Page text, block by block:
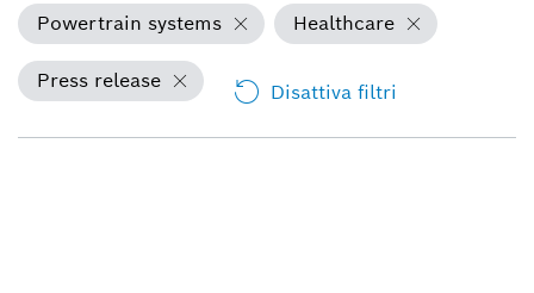
Powertrain systems Healthcare
Press release Disattiva filtri